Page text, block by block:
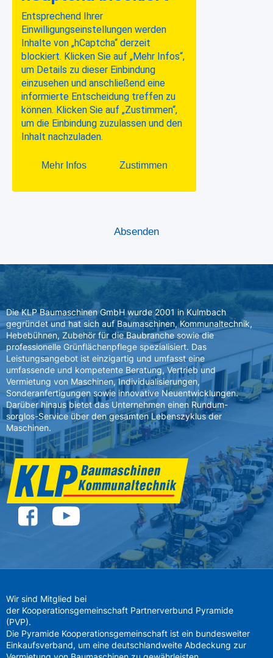
Die KLP Baumaschinen GmbH wurde 2001 in Kulmbach
gegründet und hat sich auf Baumaschinen, Kommunaltechnik,
Hebebühnen, Zubehör für die Baubranche sowie die
professionelle Grünflächenpflege spezialisiert. Das
Leistungsangebot ist einzigartig und umfasst eine
umfassende und kompetente Beratung, Vertrieb und
Vermietung von Maschinen, Individualisierungen,
Sonderanfertigungen sowie innovative Neuentwicklungen.
Darüber hinaus bietet das Unternehmen einen Rundum-
sorglos-Service über den gesamten Lebenszyklus der
Maschinen.
Wir sind Mitglied bei
der Kooperationsgemeinschaft Partnerverbund Pyramide
(PVP).
Die Pyramide Kooperationsgemeinschaft ist ein bundesweiter
Einkaufsverband, um eine deutschlandweite Abdeckung zur